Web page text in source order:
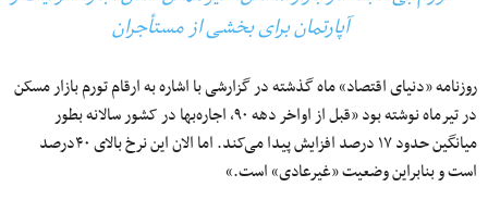
آپارتمان برای بخشی از مستأجران
روزنامه «دنیای اقتصاد» ماه گذشته در گزارشی با اشاره به ارقام تورم بازار مسکن
در تیرماه نوشته بود «قبل از اواخر دهه ۹۰، اجاره‌‌‌بها در کشور سالانه بطور
میانگین حدود ۱۷‌ درصد افزایش پیدا می‌‌‌کند. اما الان این نرخ بالای ۴۰‌درصد
است و بنابراین وضعیت «غیرعادی» است.»